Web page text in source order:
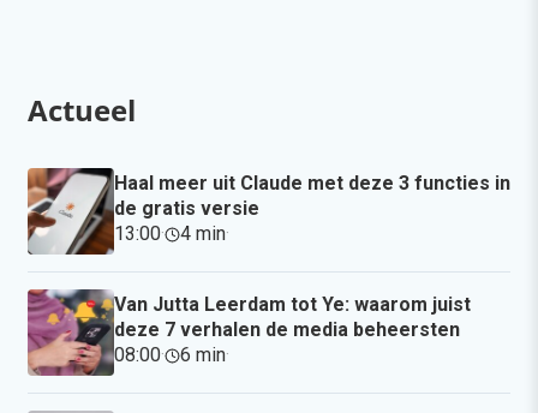
Actueel
Haal meer uit Claude met deze 3 functies in
de gratis versie
13:00· 4 min·
Van Jutta Leerdam tot Ye: waarom juist
deze 7 verhalen de media beheersten
08:00· 6 min·